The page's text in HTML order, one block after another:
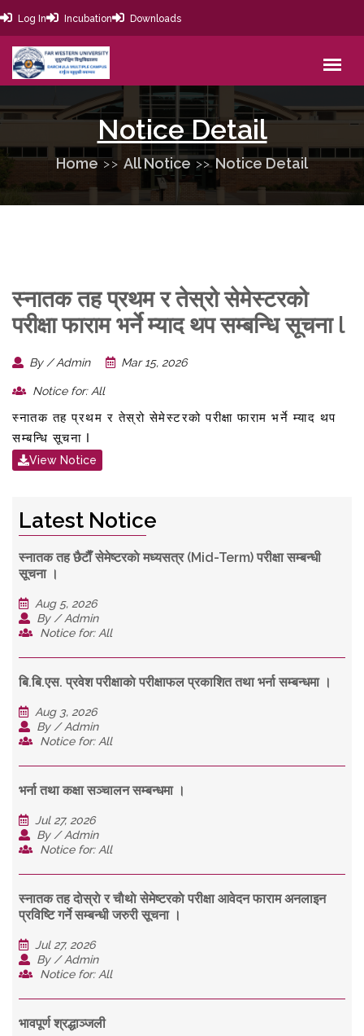
Log In Incubation Downloads
Notice Detail
Home All Notice Notice Detail
स्नातक तह प्रथम र तेस्रो सेमेस्टरको
परीक्षा फाराम भर्ने म्याद थप सम्बन्धि सूचना l
By / Admin Mar 15, 2026
Notice for: All
स्नातक तह प्रथम र तेस्रो सेमेस्टरको परीक्षा फाराम भर्ने म्याद थप
सम्बन्धि सूचना l
View Notice
Latest Notice
स्नातक तह छैटाैँ सेमेष्टरकाे मध्यसत्र (Mid-Term) परीक्षा सम्बन्धी
सूचना ।
Aug 5, 2026
By / Admin
Notice for: All
बि.बि.एस. प्रवेश परीक्षाकाे परीक्षाफल प्रकाशित तथा भर्ना सम्बन्धमा ।
Aug 3, 2026
By / Admin
Notice for: All
भर्ना तथा कक्षा सञ्चालन सम्बन्धमा ।
Jul 27, 2026
By / Admin
Notice for: All
स्नातक तह दाेस्राे र चाैथाे सेमेष्टरकाे परीक्षा आवेदन फाराम अनलाइन
प्रविष्टि गर्ने सम्बन्धी जरुरी सूचना ।
Jul 27, 2026
By / Admin
Notice for: All
भावपूर्ण श्रद्धाञ्जली